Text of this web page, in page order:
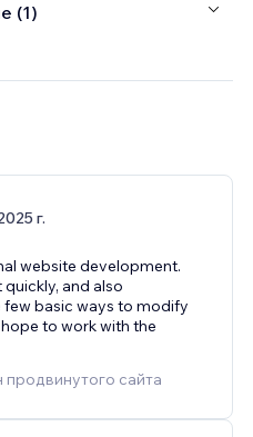
(1)
г.
website development.
and also
basic ways to modify
to work with the
продвинутого сайта